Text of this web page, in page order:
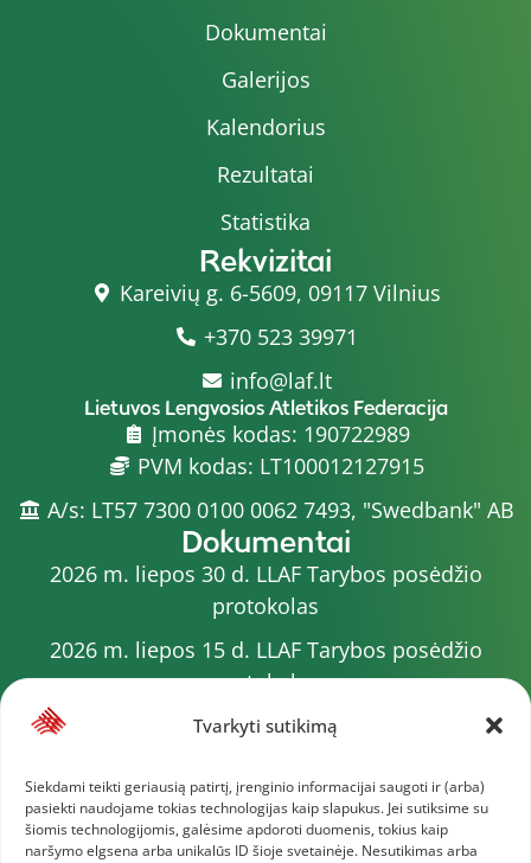
Tvarkyti sutikimą
Siekdami teikti geriausią patirtį, įrenginio informacijai saugoti ir (arba)
pasiekti naudojame tokias technologijas kaip slapukus. Jei sutiksime su
šiomis technologijomis, galėsime apdoroti duomenis, tokius kaip
naršymo elgsena arba unikalūs ID šioje svetainėje. Nesutikimas arba
Dokumentai
Galerijos
Kalendorius
Rezultatai
Statistika
Rekvizitai
Kareivių g. 6-5609, 09117 Vilnius
+370 523 39971
info@laf.lt
Lietuvos Lengvosios Atletikos Federacija
Įmonės kodas: 190722989
PVM kodas: LT100012127915
A/s: LT57 7300 0100 0062 7493, "Swedbank" AB
Dokumentai
2026 m. liepos 30 d. LLAF Tarybos posėdžio
protokolas
2026 m. liepos 15 d. LLAF Tarybos posėdžio
protokolas
2026 m. liepos 20 d. LLAF VK posėdžio protokolas
2026 m. varžybų kalendorius
2026 m. liepos 4 d. LLAF Tarybos posėdžio